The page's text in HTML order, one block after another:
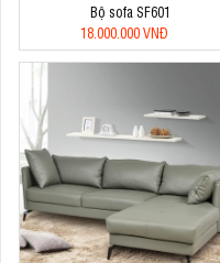
Bộ sofa SF601
18.000.000 VNĐ